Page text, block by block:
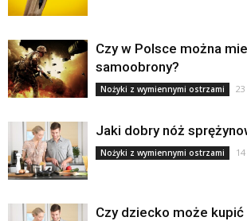
Czy w Polsce można
samoobrony?
Nożyki z wymiennymi ostrzami
Jaki dobry nóż
Nożyki z wymiennymi ostrzami
Czy dziecko może kupić